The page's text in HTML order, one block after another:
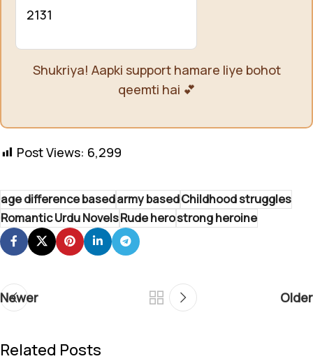
2131
Shukriya! Aapki support hamare liye bohot
qeemti hai 💕
Post Views: 6,299
age difference basedarmy basedChildhood struggles
Romantic Urdu NovelsRude herostrong heroine
Newer Older
Related Posts